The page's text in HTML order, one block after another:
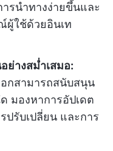
รนำทางง่ายขึ้นและ
ผู้ใช้ด้วยอินเท
ย่างสม่ำเสมอ:
กสามารถสนับสนุน
มองหาการอัปเดต
ปรับเปลี่ยน และการ